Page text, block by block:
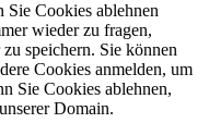
Sie Cookies ablehnen
wieder zu fragen,
speichern. Sie können
Cookies anmelden, um
Sie Cookies ablehnen,
Domain.